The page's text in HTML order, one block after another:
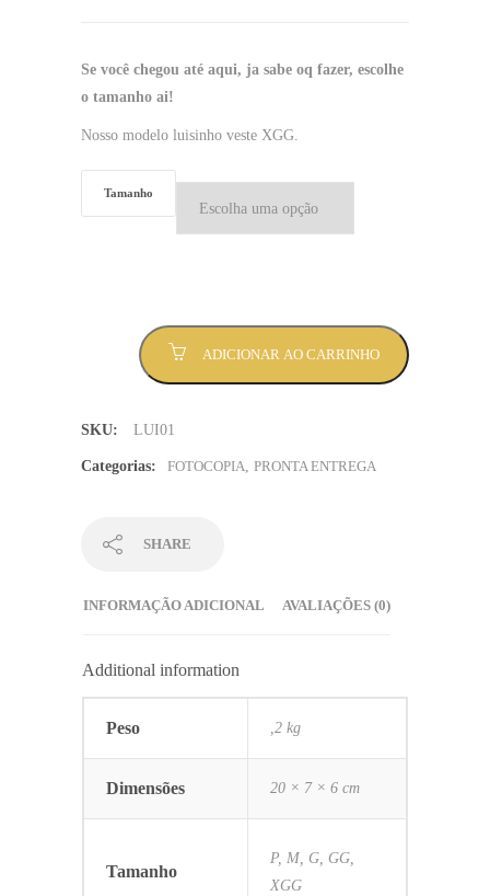
Se você chegou até aqui, ja sabe oq fazer, escolhe
o tamanho ai!
Nosso modelo luisinho veste XGG.
Tamanho
100%
algodão
ADICIONAR AO CARRINHO
SKU: LUI01
Categorias: FOTOCOPIA PRONTA ENTREGA
SHARE
INFORMAÇÃO ADICIONAL AVALIAÇÕES (0)
Additional information
Peso ,2 kg
Dimensões 20 × 7 × 6 cm
Tamanho
P, M, G, GG,
XGG